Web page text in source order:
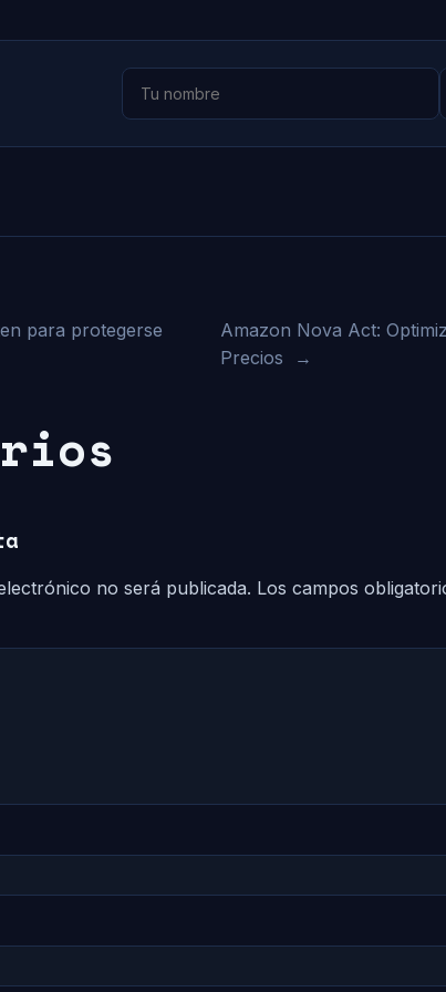
para protegerse
Amazon Nova Act:
Precios
→
no será publicada. Los campos